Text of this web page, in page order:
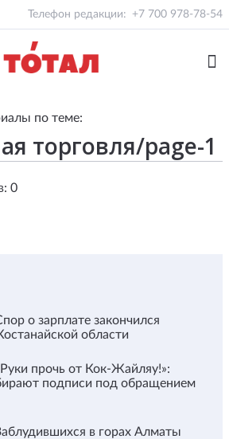
Телефон редакции: +7 700 978-78-54
по теме:
0
о зарплате закончился
области
прочь от Кок-Жайляу!»:
подписи под обращением
в горах Алматы